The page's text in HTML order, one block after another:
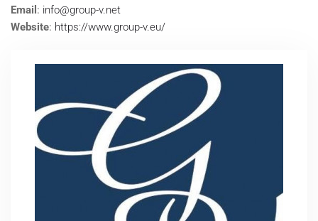
Email : info@group-v.net
Website: https://www.group-v.eu/